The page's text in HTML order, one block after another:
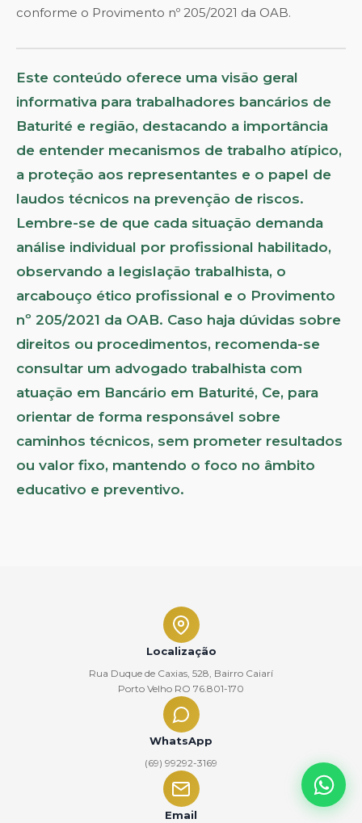
conforme o Provimento nº 205/2021 da OAB.
Este conteúdo oferece uma visão geral
informativa para trabalhadores bancários de
Baturité e região, destacando a importância
de entender mecanismos de trabalho atípico,
a proteção aos representantes e o papel de
laudos técnicos na prevenção de riscos.
Lembre-se de que cada situação demanda
análise individual por profissional habilitado,
observando a legislação trabalhista, o
arcabouço ético profissional e o Provimento
nº 205/2021 da OAB. Caso haja dúvidas sobre
direitos ou procedimentos, recomenda-se
consultar um advogado trabalhista com
atuação em Bancário em Baturité, Ce, para
orientar de forma responsável sobre
caminhos técnicos, sem prometer resultados
ou valor fixo, mantendo o foco no âmbito
educativo e preventivo.
Localização
Rua Duque de Caxias, 528, Bairro Caiarí
Porto Velho RO 76.801-170
WhatsApp
(69) 99292-3169
Email